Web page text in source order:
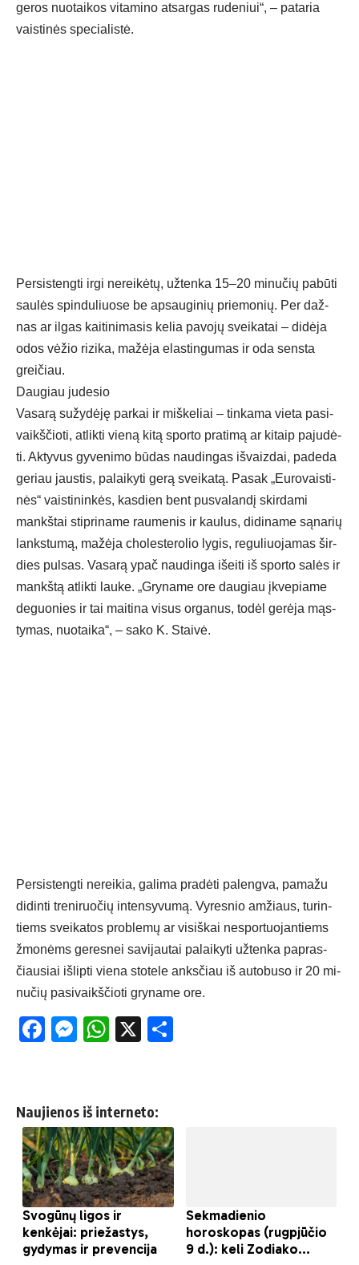
ge­ros nuo­tai­kos vi­ta­mi­no at­sar­gas ru­de­niui“, – pa­ta­ria
vais­ti­nės spe­cia­lis­tė.
Per­sis­teng­ti ir­gi ne­rei­kė­tų, už­ten­ka 15–20 mi­nu­čių pa­bū­ti
sau­lės spin­du­liuo­se be ap­sau­gi­nių prie­mo­nių. Per daž­
nas ar il­gas kai­ti­ni­ma­sis ke­lia pa­vo­jų svei­ka­tai – di­dė­ja
odos vė­žio ri­zi­ka, ma­žė­ja elas­tin­gu­mas ir oda sens­ta
grei­čiau.
Dau­giau ju­de­sio
Va­sa­rą su­žy­dė­ję par­kai ir miš­ke­liai – tin­ka­ma vie­ta pa­si­
vaikš­čio­ti, at­lik­ti vie­ną ki­tą spor­to pra­ti­mą ar ki­taip pa­ju­dė­
ti. Ak­ty­vus gy­ve­ni­mo bū­das nau­din­gas iš­vaiz­dai, pa­de­da
ge­riau jaus­tis, pa­lai­ky­ti ge­rą svei­ka­tą. Pa­sak „Eu­ro­vais­ti­
nės“ vais­ti­nin­kės, kas­dien bent pus­va­lan­dį skir­da­mi
mankš­tai stip­ri­na­me rau­me­nis ir kau­lus, di­di­na­me są­na­rių
lanks­tu­mą, ma­žė­ja cho­les­te­ro­lio ly­gis, re­gu­liuo­ja­mas šir­
dies pul­sas. Va­sa­rą ypač nau­din­ga išei­ti iš spor­to sa­lės ir
mankš­tą at­lik­ti lau­ke. „Gry­na­me ore dau­giau įkve­pia­me
de­guo­nies ir tai mai­ti­na vi­sus or­ga­nus, to­dėl ge­rė­ja mąs­
ty­mas, nuo­tai­ka“, – sa­ko K. Stai­vė.
Per­sis­teng­ti ne­rei­kia, ga­li­ma pra­dė­ti pa­leng­va, pa­ma­žu
di­din­ti tre­ni­ruo­čių in­ten­sy­vu­mą. Vy­res­nio am­žiaus, tu­rin­
tiems svei­ka­tos pro­ble­mų ar vi­siš­kai ne­spor­tuo­jan­tiems
žmo­nėms ge­res­nei sa­vi­jau­tai pa­lai­ky­ti už­ten­ka pa­pras­
čiau­siai iš­lip­ti vie­na sto­te­le anks­čiau iš au­to­bu­so ir 20 mi­
nu­čių pa­si­vaikš­čio­ti gry­na­me ore.
Facebook
Messenger
WhatsApp
X
Naujienos iš interneto: